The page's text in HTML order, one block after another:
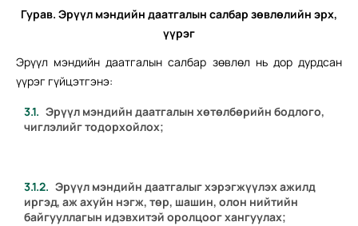
Гурав. Эрүүл мэндийн даатгалын салбар зөвлөлийн эрх,
үүрэг
Эрүүл мэндийн даатгалын салбар зөвлөл нь дор дурдсан
үүрэг гүйцэтгэнэ:
Эрүүл мэндийн даатгалын хөтөлбөрийн бодлого,
чиглэлийг тодорхойлох;
Эрүүл мэндийн даатгалыг хэрэгжүүлэх ажилд
иргэд, аж ахуйн нэгж, төр, шашин, олон нийтийн
байгууллагын идэвхитэй оролцоог хангуулах;